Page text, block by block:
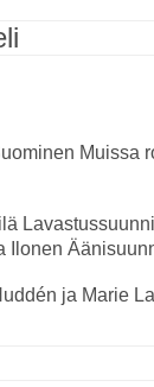
Muissa
Ilonen
ja Marie